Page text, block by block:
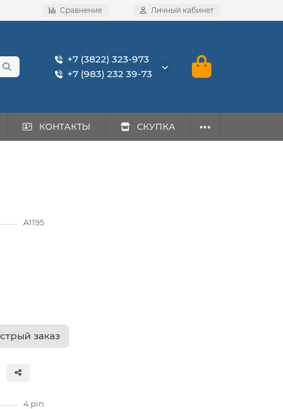
Сравнение Личный кабинет
+7 (3822) 323-973
+7 (983) 232 39-73
КОНТАКТЫ СКУПКА
A1195
заказ
4 pin